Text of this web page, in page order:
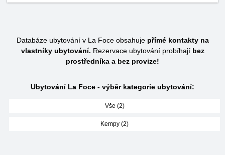
Databáze ubytování v La Foce obsahuje přímé kontakty na
vlastníky ubytování. Rezervace ubytování probíhají bez
prostředníka a bez provize!
Ubytování La Foce - výběr kategorie ubytování:
Vše (2)
Kempy (2)